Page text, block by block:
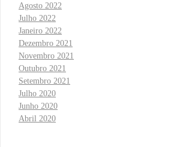
Agosto 2022
Julho 2022
Janeiro 2022
Dezembro 2021
Novembro 2021
Outubro 2021
Setembro 2021
Julho 2020
Junho 2020
Abril 2020